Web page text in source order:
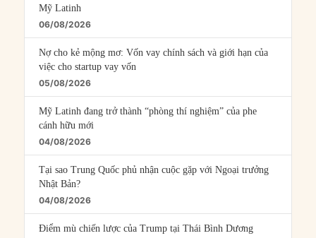
Mỹ Latinh
06/08/2026
Nợ cho kẻ mộng mơ: Vốn vay chính sách và giới hạn của
việc cho startup vay vốn
05/08/2026
Mỹ Latinh đang trở thành “phòng thí nghiệm” của phe
cánh hữu mới
04/08/2026
Tại sao Trung Quốc phủ nhận cuộc gặp với Ngoại trưởng
Nhật Bản?
04/08/2026
Điểm mù chiến lược của Trump tại Thái Bình Dương